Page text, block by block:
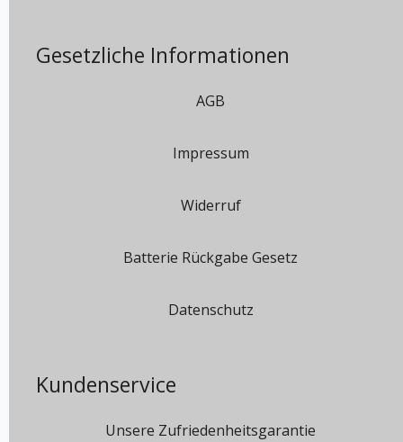
Gesetzliche Informationen
AGB
Impressum
Widerruf
Batterie Rückgabe Gesetz
Datenschutz
Kundenservice
Unsere Zufriedenheitsgarantie